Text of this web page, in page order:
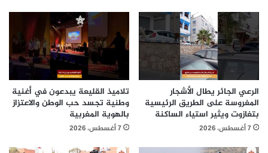
الرعي الجائر يطال الأشجار
المغروسة على الطريق الرئيسية
بتغازوت ويثير استياء الساكنة
7 أغسطس، 2026
تلاميذ القليعة يبدعون في أغنية
وطنية تجسد حب الوطن والاعتزاز
بالهوية المغربية
7 أغسطس، 2026